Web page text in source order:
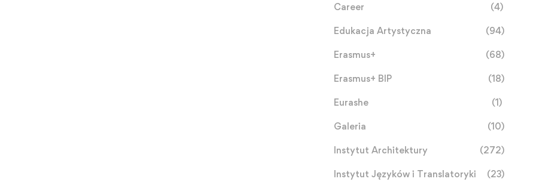
Career (4)
Edukacja Artystyczna (94)
Erasmus+ (68)
Erasmus+ BIP (18)
Eurashe (1)
Galeria (10)
Instytut Architektury (272)
Instytut Języków i Translatoryki (23)